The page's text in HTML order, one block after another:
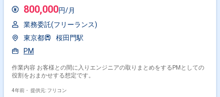
800,000円/月
業務委託(フリーランス)
東京都
桜田門駅
PM
作業内容 お客様との間に入りエンジニアの取りまとめをするPMとしての
役割をおまかせする想定です。
4年前・ 提供元: フリコン